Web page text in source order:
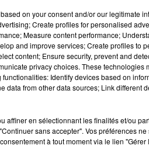
la fibrée, mais au vu de sa
chance.
16 quintés, il vient de
d'abdiquer à cause de la
parler de lui.
puissance depuis 3 courses,
dans cette catégorie.
à l'arrivée dans ce genre de
Air d'accordéon
on your consent and/or our legitimate
Create profiles for personalised
Measure content performance;
and improve services; Create profiles to
content; Ensure security, prevent and
privacy choices. These technologies
Identify devices based on
from other data sources; Link different
affiner en sélectionnant les finalités et/ou
sans accepter". Vos préférences
à tout moment via le lien